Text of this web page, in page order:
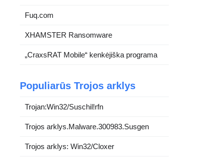
Fuq.com
XHAMSTER Ransomware
„CraxsRAT Mobile“ kenkėjiška programa
Populiarūs Trojos arklys
Trojan:Win32/Suschil!rfn
Trojos arklys.Malware.300983.Susgen
Trojos arklys: Win32/Cloxer